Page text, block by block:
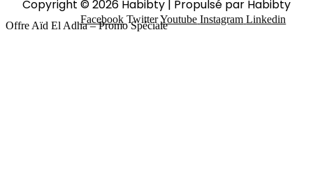
Copyright © 2026 Habibty | Propulsé par Habibty
Facebook TwitterYoutube Instagram Linkedin
Offre Aïd El Adha – Promo Spéciale